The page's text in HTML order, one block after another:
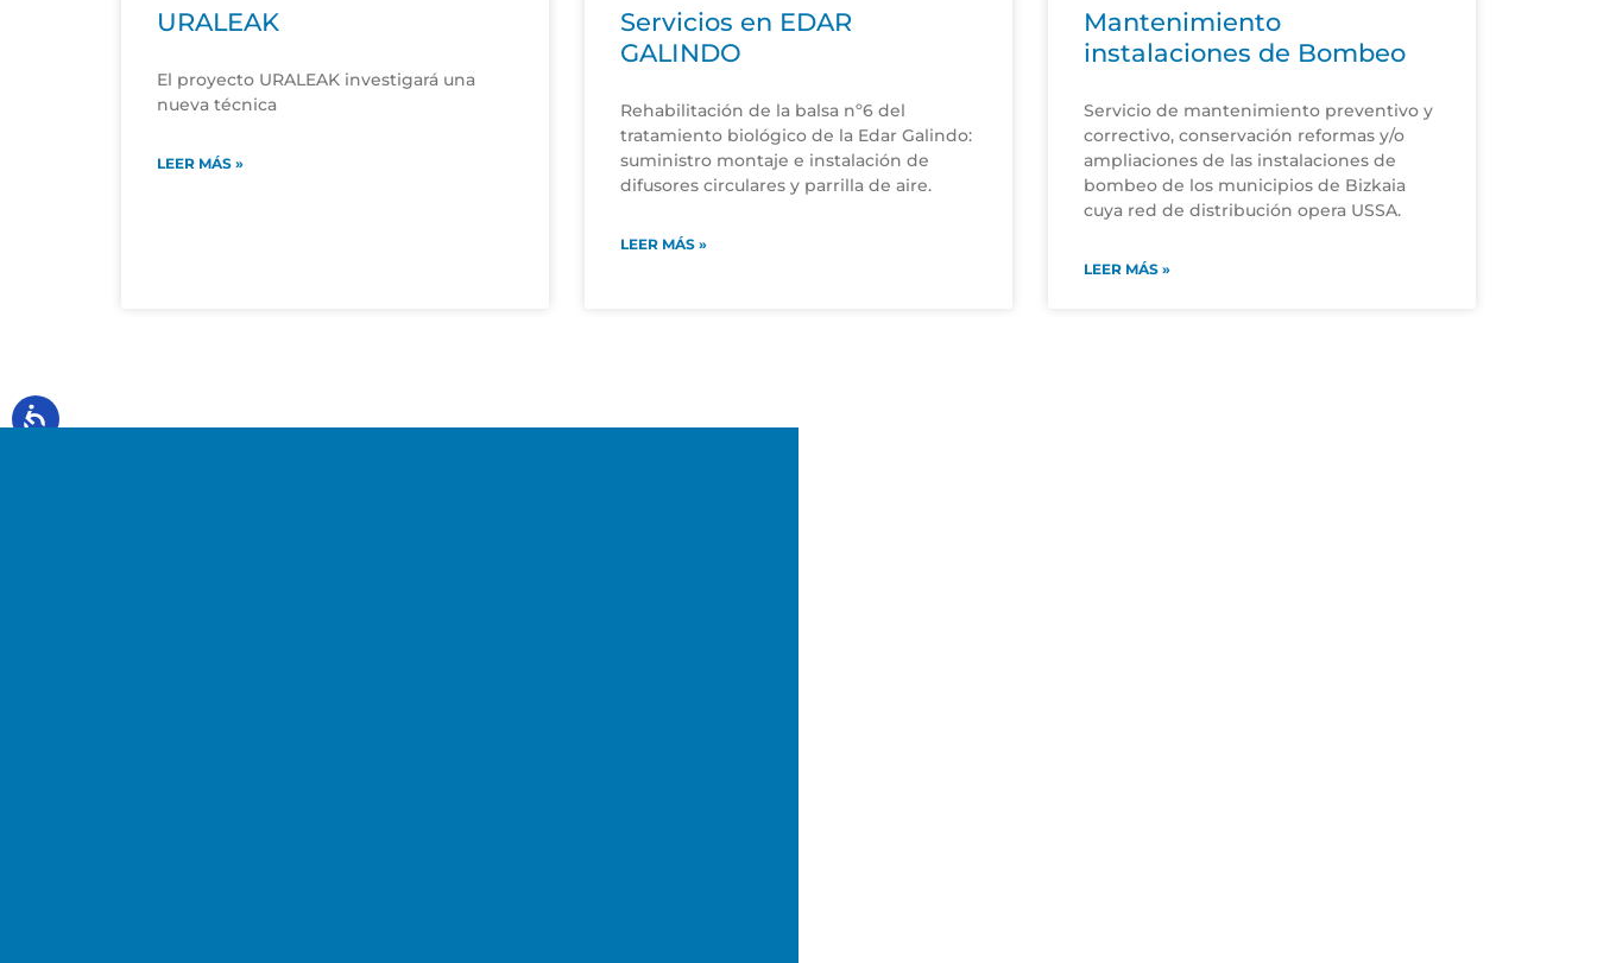
URALEAK
El proyecto URALEAK investigará una
nueva técnica
LEER MÁS »
Servicios en EDAR
GALINDO
Rehabilitación de la balsa nº6 del
tratamiento biológico de la Edar Galindo:
suministro montaje e instalación de
difusores circulares y parrilla de aire.
LEER MÁS »
Mantenimiento
instalaciones de Bombeo
Servicio de mantenimiento preventivo y
correctivo, conservación reformas y/o
ampliaciones de las instalaciones de
bombeo de los municipios de Bizkaia
cuya red de distribución opera USSA.
LEER MÁS »